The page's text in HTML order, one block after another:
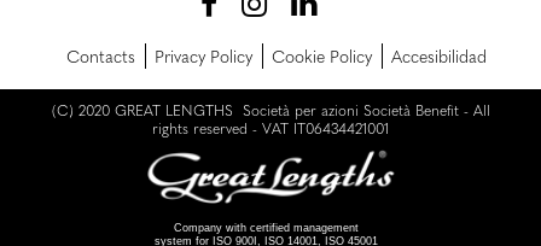
Contacts Privacy Policy Cookie Policy Accesibilidad
(C) 2020 GREAT LENGTHS Società per azioni Società Benefit - All
rights reserved - VAT IT06434421001
Company with certified management
system for ISO 900I, ISO 14001, ISO 45001